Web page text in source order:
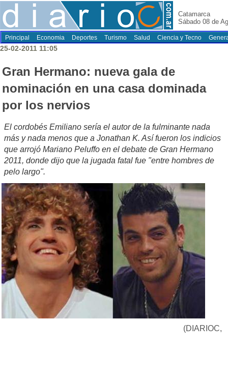
Catamarca
Sábado 08 de
Principal Economia Deportes Turismo Salud Ciencia y Tecno
25-02-2011 11:05
Gran Hermano: nueva gala de
nominación en una casa dominada
por los nervios
El cordobés Emiliano sería el autor de la fulminante nada
más y nada menos que a Jonathan K. Así fueron los indicios
que arrojó Mariano Peluffo en el debate de Gran Hermano
2011, donde dijo que la jugada fatal fue "entre hombres de
pelo largo".
(DIARIOC,